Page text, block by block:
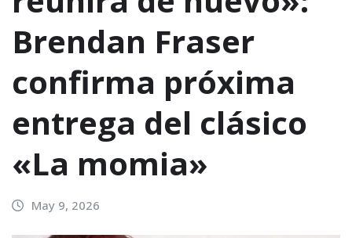
Brendan Fraser
confirma próxima
entrega del clásico
«La momia»
May 9, 2026